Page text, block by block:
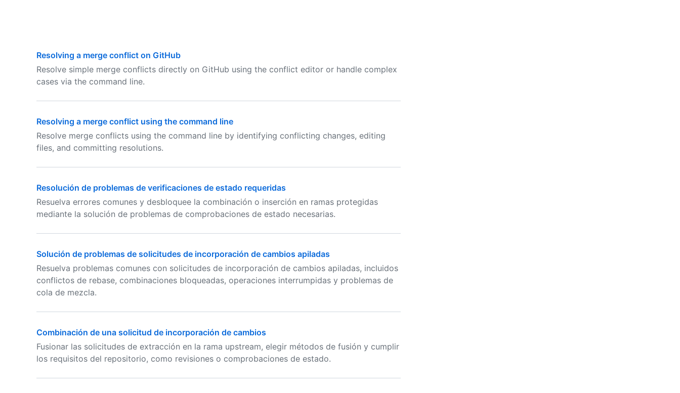
Resolving a merge conflict on GitHub
Resolve simple merge conflicts directly on GitHub using the conflict editor or handle complex
cases via the command line.
Resolving a merge conflict using the command line
Resolve merge conflicts using the command line by identifying conflicting changes, editing
files, and committing resolutions.
Resolución de problemas de verificaciones de estado requeridas
Resuelva errores comunes y desbloquee la combinación o inserción en ramas protegidas
mediante la solución de problemas de comprobaciones de estado necesarias.
Solución de problemas de solicitudes de incorporación de cambios apiladas
Resuelva problemas comunes con solicitudes de incorporación de cambios apiladas, incluidos
conflictos de rebase, combinaciones bloqueadas, operaciones interrumpidas y problemas de
cola de mezcla.
Combinación de una solicitud de incorporación de cambios
Fusionar las solicitudes de extracción en la rama upstream, elegir métodos de fusión y cumplir
los requisitos del repositorio, como revisiones o comprobaciones de estado.